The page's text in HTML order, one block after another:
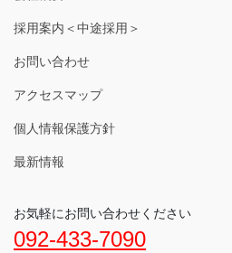
採用案内＜中途採用＞
お問い合わせ
アクセスマップ
個人情報保護方針
最新情報
お気軽にお問い合わせください
092-433-7090